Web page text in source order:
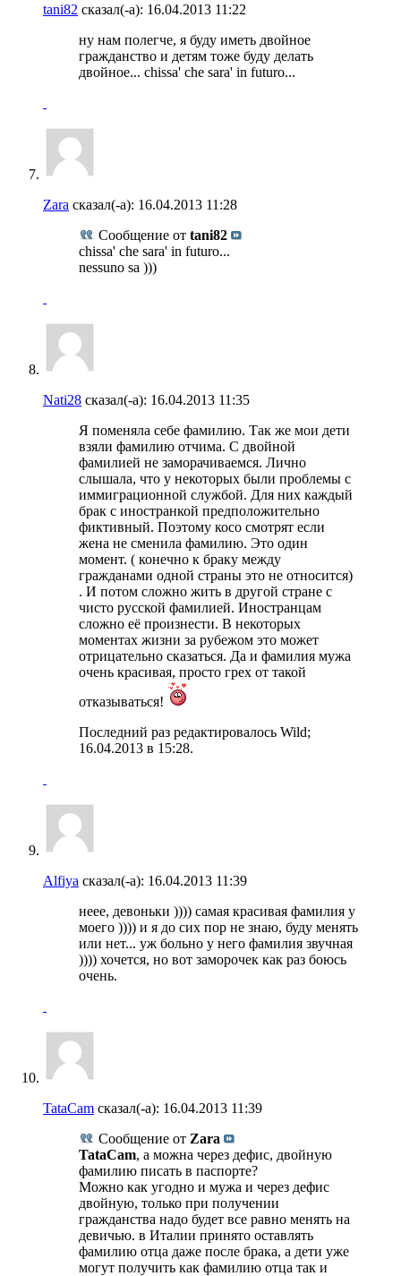
tani82 сказал(-а): 16.04.2013 11:22
ну нам полегче, я буду иметь двойное
гражданство и детям тоже буду делать
двойное... chissa' che sara' in futuro...
Zara сказал(-а): 16.04.2013 11:28
Сообщение от tani82
chissa' che sara' in futuro...
nessuno sa )))
Nati28 сказал(-а): 16.04.2013 11:35
Я поменяла себе фамилию. Так же мои дети
взяли фамилию отчима. С двойной
фамилией не заморачиваемся. Лично
слышала, что у некоторых были проблемы с
иммиграционной службой. Для них каждый
брак с иностранкой предположительно
фиктивный. Поэтому косо смотрят если
жена не сменила фамилию. Это один
момент. ( конечно к браку между
гражданами одной страны это не относится)
. И потом сложно жить в другой стране с
чисто русской фамилией. Иностранцам
сложно её произнести. В некоторых
моментах жизни за рубежом это может
отрицательно сказаться. Да и фамилия мужа
очень красивая, просто грех от такой
отказываться!
Последний раз редактировалось Wild;
16.04.2013 в 15:28.
Alfiya сказал(-а): 16.04.2013 11:39
неее, девоньки )))) самая красивая фамилия у
моего )))) и я до сих пор не знаю, буду менять
или нет... уж больно у него фамилия звучная
)))) хочется, но вот заморочек как раз боюсь
очень.
TataCam сказал(-а): 16.04.2013 11:39
Сообщение от Zara
TataCam, а можна через дефис, двойную
фамилию писать в паспорте?
Можно как угодно и мужа и через дефис
двойную, только при получении
гражданства надо будет все равно менять на
девичью. в Италии принято оставлять
фамилию отца даже после брака, а дети уже
могут получить как фамилию отца так и